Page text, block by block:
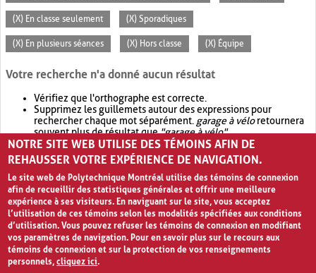
(X) En classe seulement (X) Sporadiques
(X) En plusieurs séances (X) Hors classe (X) Équipe
Votre recherche n'a donné aucun résultat
Vérifiez que l'orthographe est correcte.
Supprimez les guillemets autour des expressions pour
rechercher chaque mot séparément. garage à véloretournera
souvent plus de résultat que"garage à vélo".
Envisagez d'élargir votre recherche avec OR.garage OR vélo
retournera souvent plus de résultat quegarage à vélo
NOTRE SITE WEB UTILISE DES TÉMOINS AFIN DE
REHAUSSER VOTRE EXPÉRIENCE DE NAVIGATION.
Le site web de Polytechnique Montréal utilise des témoins de connexion
afin de recueillir des statistiques générales et offrir une meilleure
expérience à ses visiteurs. En naviguant sur le site, vous acceptez
l’utilisation de ces témoins selon les modalités spécifiées aux conditions
d’utilisation. Vous pouvez refuser les témoins de connexion en modifiant
vos paramètres de navigation. Pour en savoir plus sur le recours aux
témoins de connexion et sur la protection de vos renseignements
personnels,cliquez ici.